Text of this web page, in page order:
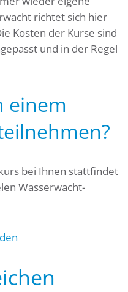
richtet sich hier
Kosten der Kurse sind
und in der Regel
einem
bei Ihnen stattfindet
Wasserwacht-